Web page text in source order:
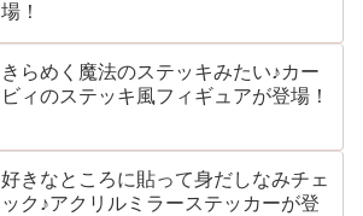
場！
きらめく魔法のステッキみたい♪カー
ビィのステッキ風フィギュアが登場！
好きなところに貼って身だしなみチェ
ック♪アクリルミラーステッカーが登